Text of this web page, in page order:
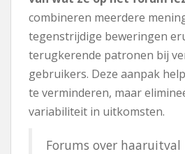
combineren meerdere
tegenstrijdige beweringen
terugkerende patronen bij
gebruikers. Deze aanpak
te verminderen, maar
variabiliteit in uitkomsten.
Forums over